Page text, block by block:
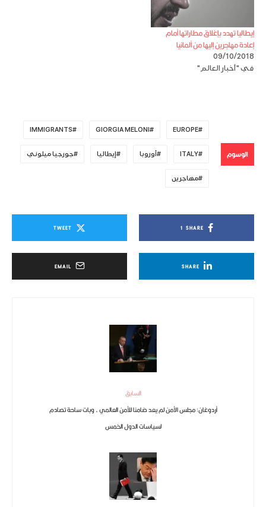
إيطاليا تهدد بإغلاق مطاراتها أمام
إعادة مهاجرين إليها من ألمانيا
09/10/2018
في "أخبار العالم"
الوسوم
EUROPE
GIORGIA MELONI
IMMIGRANTS
ITALY أوروبا إيطاليا جورجيا ميلوني
مهاجرين
SHARE
1
TWEET
SHARE
EMAIL
السابق
أردوغان: مجلس الأمن لم يعد ضامنا للأمن العالمي ، وبات ساحة تصادم
لسياسات الدول الخمس